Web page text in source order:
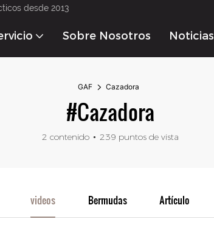
desde 2013
Sobre Nosotros Noticias
GAF Cazadora
#Cazadora
2 contenido 239 puntos de vista
videos Bermudas Artículo